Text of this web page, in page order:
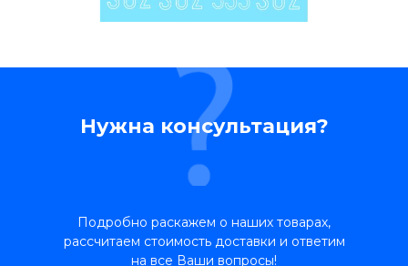
Нужна консультация?
Подробно раскажем о наших товарах,
рассчитаем стоимость доставки и ответим
на все Ваши вопросы!